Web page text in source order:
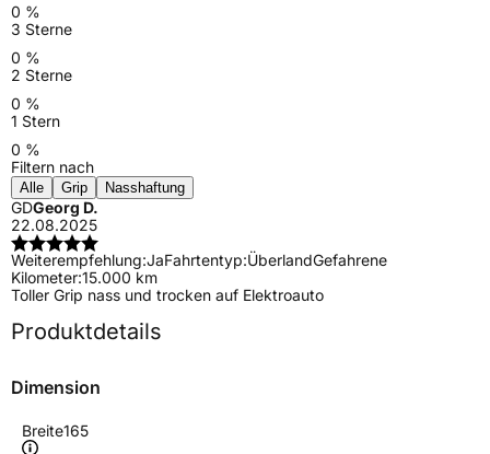
0 %
3 Sterne
0 %
2 Sterne
0 %
1 Stern
0 %
Filtern nach
Alle Grip Nasshaftung
GDGeorg D.
22.08.2025
Weiterempfehlung:JaFahrtentyp:ÜberlandGefahrene
Kilometer:15.000 km
Toller Grip nass und trocken auf Elektroauto
Produktdetails
Dimension
Breite165